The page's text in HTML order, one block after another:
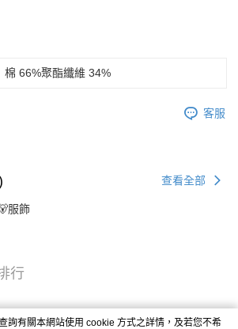
棉 66%聚酯纖維 34%
客服
查看全部
服飾
行
詢有關本網站使用 cookie 方式之詳情，及若您不希